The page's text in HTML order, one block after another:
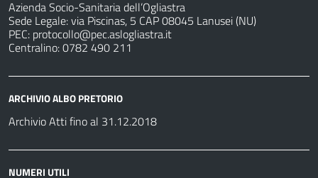
Azienda Socio-Sanitaria dell’Ogliastra
Sede Legale: via Piscinas, 5 CAP 08045 Lanusei (NU)
PEC: protocollo@pec.aslogliastra.it
Centralino: 0782 490 211
ARCHIVIO ALBO PRETORIO
Archivio Atti fino al 31.12.2018
NUMERI UTILI